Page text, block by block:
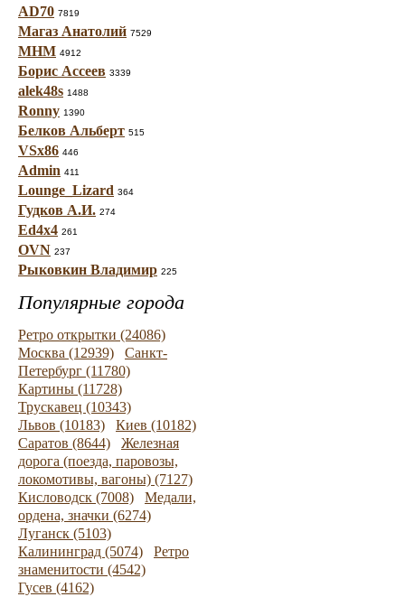
AD70 7819
Магаз Анатолий 7529
МНМ 4912
Борис Ассеев 3339
alek48s 1488
Ronny 1390
Белков Альберт 515
VSx86 446
Admin 411
Lounge_Lizard 364
Гудков А.И. 274
Ed4x4 261
OVN 237
Рыковкин Владимир 225
Популярные города
Ретро открытки (24086)
Москва (12939)
Санкт-
Петербург (11780)
Картины (11728)
Трускавец (10343)
Львов (10183)
Киев (10182)
Саратов (8644)
Железная
дорога (поезда, паровозы,
локомотивы, вагоны) (7127)
Кисловодск (7008)
Медали,
ордена, значки (6274)
Луганск (5103)
Калининград (5074)
Ретро
знаменитости (4542)
Гусев (4162)